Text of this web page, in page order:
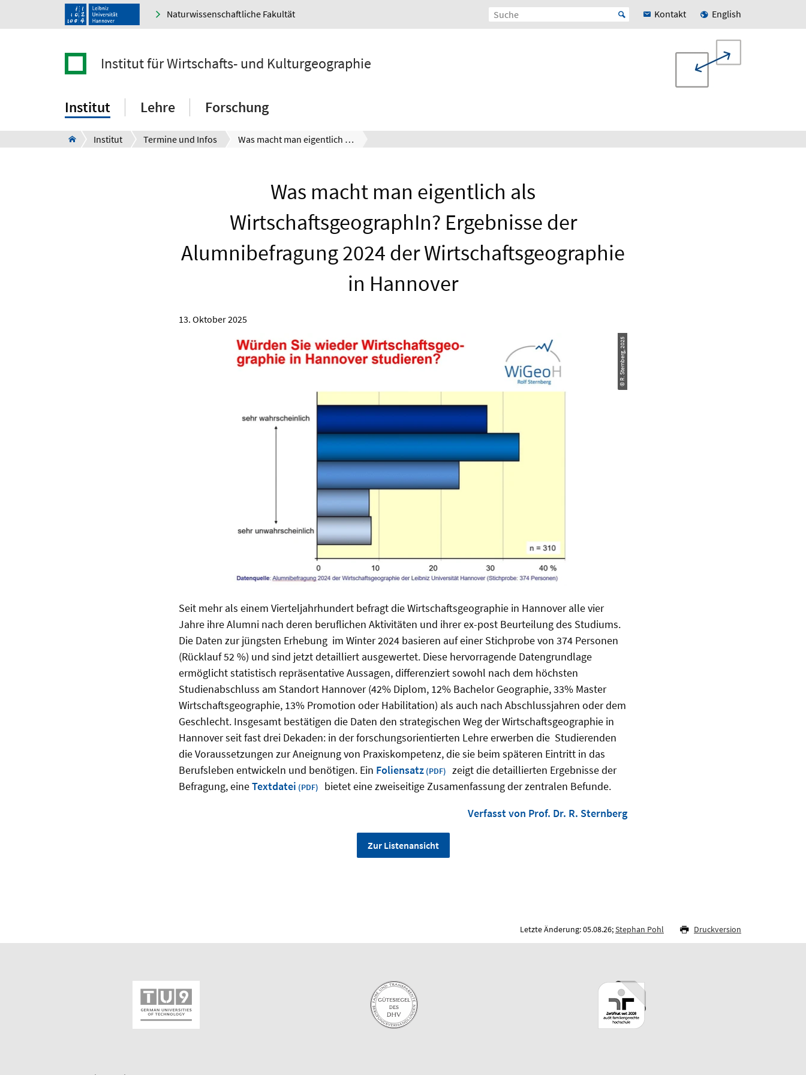
Naturwissenschaftliche Fakultät Kontakt English
Institut für Wirtschafts- und Kulturgeographie
Institut Lehre Forschung
Institut Termine und Infos Was macht man eigentlich als WirtschaftsgeographIn? Ergebnisse der Alumnibefragung 2024 der Wirtschaftsgeographie in Hannover
Was macht man eigentlich als
WirtschaftsgeographIn? Ergebnisse der
Alumnibefragung 2024 der Wirtschaftsgeographie
in Hannover
13. Oktober 2025
© R. Sternberg, 2025
Seit mehr als einem Vierteljahrhundert befragt die Wirtschaftsgeographie in Hannover alle vier
Jahre ihre Alumni nach deren beruflichen Aktivitäten und ihrer ex-post Beurteilung des Studiums.
Die Daten zur jüngsten Erhebung im Winter 2024 basieren auf einer Stichprobe von 374 Personen
(Rücklauf 52 %) und sind jetzt detailliert ausgewertet. Diese hervorragende Datengrundlage
ermöglicht statistisch repräsentative Aussagen, differenziert sowohl nach dem höchsten
Studienabschluss am Standort Hannover (42% Diplom, 12% Bachelor Geographie, 33% Master
Wirtschaftsgeographie, 13% Promotion oder Habilitation) als auch nach Abschlussjahren oder dem
Geschlecht. Insgesamt bestätigen die Daten den strategischen Weg der Wirtschaftsgeographie in
Hannover seit fast drei Dekaden: in der forschungsorientierten Lehre erwerben die Studierenden
die Voraussetzungen zur Aneignung von Praxiskompetenz, die sie beim späteren Eintritt in das
Berufsleben entwickeln und benötigen. Ein Foliensatz
zeigt die detaillierten Ergebnisse der
Befragung, eineTextdatei
bietet eine zweiseitige Zusamenfassung der zentralen Befunde.
Verfasst von Prof. Dr. R. Sternberg
Zur Listenansicht
Letzte Änderung: 05.08.26;Stephan Pohl Druckversion